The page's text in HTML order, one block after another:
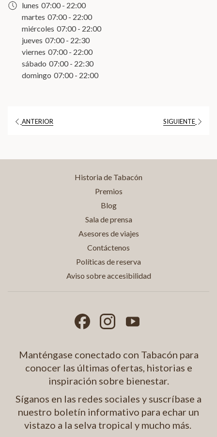
nueva
pestaña
lunes 07:00 - 22:00
martes 07:00 - 22:00
miércoles 07:00 - 22:00
jueves 07:00 - 22:30
viernes 07:00 - 22:00
sábado 07:00 - 22:30
domingo 07:00 - 22:00
ANTERIOR SIGUIENTE
Historia de Tabacón
Premios
Blog
Sala de prensa
Asesores de viajes
Contáctenos
Políticas de reserva
Aviso sobre accesibilidad
Manténgase conectado con Tabacón para
conocer las últimas ofertas, historias e
inspiración sobre bienestar.
Síganos en las redes sociales y suscríbase a
nuestro boletín informativo para echar un
vistazo a la selva tropical y mucho más.